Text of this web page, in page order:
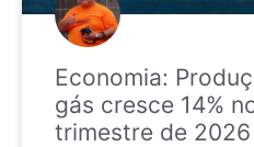
Economia:
gás cresce 14%
trimestre de 2026